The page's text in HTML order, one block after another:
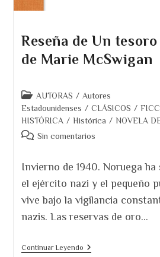
Reseña de Un
de Marie McSwigan
Categoría
de
la
entrada:
AUTORAS / Autores
Estadounidenses / CLÁSICOS /
HISTÓRICA / Histórica / NOVELA
Comentarios
entrada:
Sin comentarios
Invierno de 1940. Noruega
el ejército nazi y el pequeño
vive bajo la vigilancia
nazis. Las reservas de oro…
Continuar LeyendoReseña